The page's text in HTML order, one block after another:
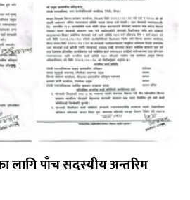
लागि पाँच सदस्यीय अन्तरिम